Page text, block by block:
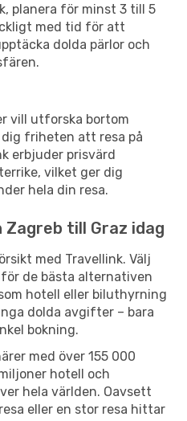
planera för minst 3 till 5
med tid för att
dolda pärlor och
vill utforska bortom
friheten att resa på
erbjuder prisvärd
vilket ger dig
hela din resa.
till Graz idag
med Travellink. Välj
de bästa alternativen
hotell eller biluthyrning
dolda avgifter – bara
bokning.
med över 155 000
hotell och
hela världen. Oavsett
eller en stor resa hittar